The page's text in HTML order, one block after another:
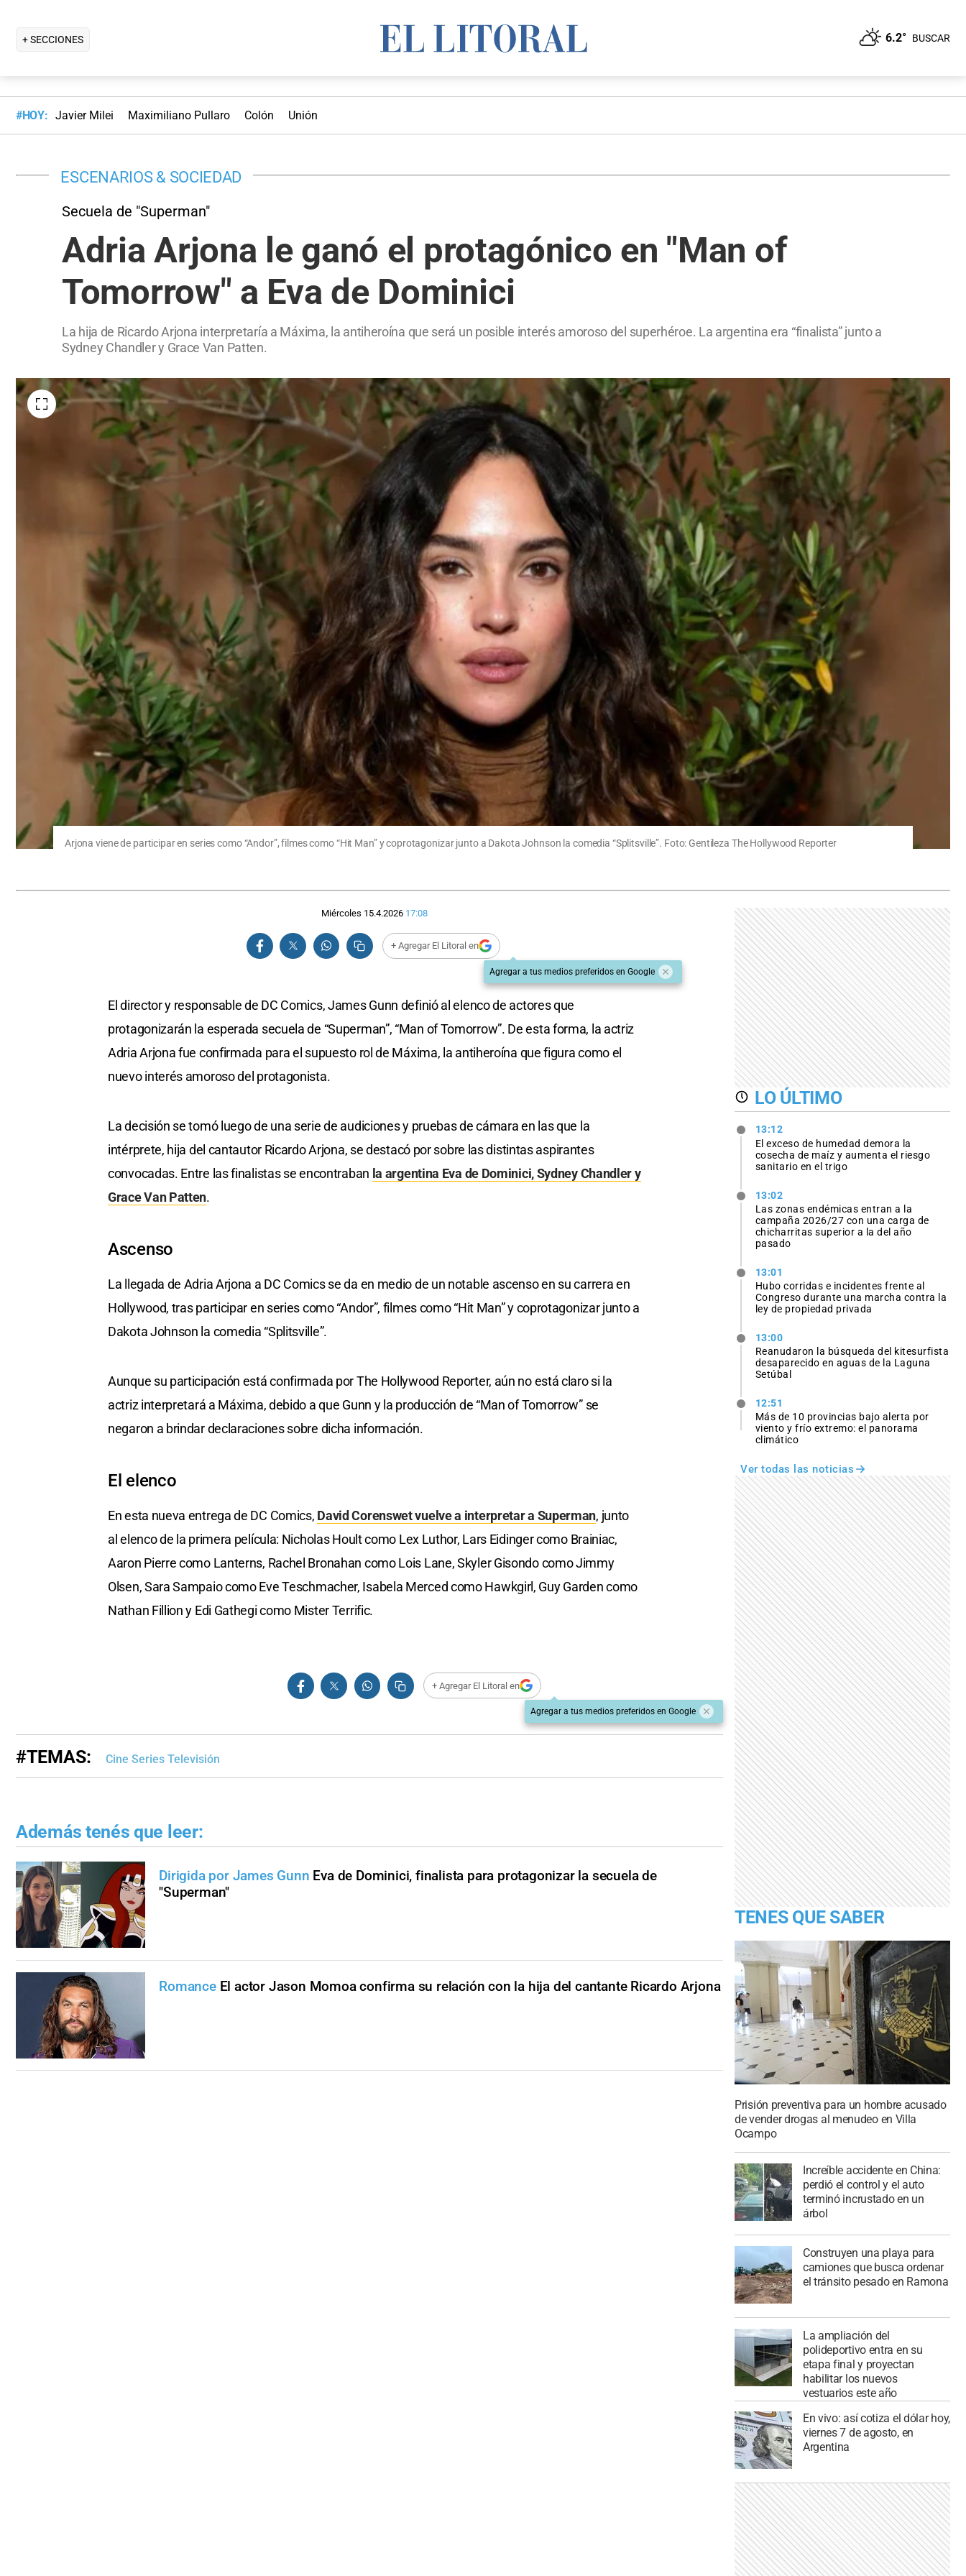
+ SECCIONES 6.2° BUSCAR
#HOY: Javier Milei Maximiliano Pullaro Colón Unión
ESCENARIOS & SOCIEDAD
Secuela de "Superman"
Adria Arjona le ganó el protagónico en "Man of
Tomorrow" a Eva de Dominici
La hija de Ricardo Arjona interpretaría a Máxima, la antiheroína que será un posible interés amoroso del superhéroe. La argentina era “finalista” junto a
Sydney Chandler y Grace Van Patten.
Arjona viene de participar en series como “Andor”, filmes como “Hit Man” y coprotagonizar junto a Dakota Johnson la comedia “Splitsville”. Foto: Gentileza The Hollywood Reporter
Miércoles 15.4.2026 17:08
+ Agregar El Litoral en
Agregar a tus medios preferidos en Google
El director y responsable de DC Comics, James Gunn definió al elenco de actores que
protagonizarán la esperada secuela de “Superman”, “Man of Tomorrow”. De esta forma, la actriz
Adria Arjona fue confirmada para el supuesto rol de Máxima, la antiheroína que figura como el
nuevo interés amoroso del protagonista.
La decisión se tomó luego de una serie de audiciones y pruebas de cámara en las que la
intérprete, hija del cantautor Ricardo Arjona, se destacó por sobre las distintas aspirantes
convocadas. Entre las finalistas se encontraban la argentina Eva de Dominici, Sydney Chandler y
Grace Van Patten.
Ascenso
La llegada de Adria Arjona a DC Comics se da en medio de un notable ascenso en su carrera en
Hollywood, tras participar en series como “Andor”, filmes como “Hit Man” y coprotagonizar junto a
Dakota Johnson la comedia “Splitsville”.
Aunque su participación está confirmada por The Hollywood Reporter, aún no está claro si la
actriz interpretará a Máxima, debido a que Gunn y la producción de “Man of Tomorrow” se
negaron a brindar declaraciones sobre dicha información.
El elenco
En esta nueva entrega de DC Comics, David Corenswet vuelve a interpretar a Superman, junto
al elenco de la primera película: Nicholas Hoult como Lex Luthor, Lars Eidinger como Brainiac,
Aaron Pierre como Lanterns, Rachel Bronahan como Lois Lane, Skyler Gisondo como Jimmy
Olsen, Sara Sampaio como Eve Teschmacher, Isabela Merced como Hawkgirl, Guy Garden como
Nathan Fillion y Edi Gathegi como Mister Terrific.
+ Agregar El Litoral en
Agregar a tus medios preferidos en Google
#TEMAS: Cine Series Televisión
Además tenés que leer:
Dirigida por James Gunn Eva de Dominici, finalista para protagonizar la secuela de
"Superman"
Romance El actor Jason Momoa confirma su relación con la hija del cantante Ricardo Arjona
LO ÚLTIMO
13:12
El exceso de humedad demora la
cosecha de maíz y aumenta el riesgo
sanitario en el trigo
13:02
Las zonas endémicas entran a la
campaña 2026/27 con una carga de
chicharritas superior a la del año
pasado
13:01
Hubo corridas e incidentes frente al
Congreso durante una marcha contra la
ley de propiedad privada
13:00
Reanudaron la búsqueda del kitesurfista
desaparecido en aguas de la Laguna
Setúbal
12:51
Más de 10 provincias bajo alerta por
viento y frío extremo: el panorama
climático
Ver todas las noticias
TENES QUE SABER
Prisión preventiva para un hombre acusado
de vender drogas al menudeo en Villa
Ocampo
Increíble accidente en China:
perdió el control y el auto
terminó incrustado en un
árbol
Construyen una playa para
camiones que busca ordenar
el tránsito pesado en Ramona
La ampliación del
polideportivo entra en su
etapa final y proyectan
habilitar los nuevos
vestuarios este año
En vivo: así cotiza el dólar hoy,
viernes 7 de agosto, en
Argentina